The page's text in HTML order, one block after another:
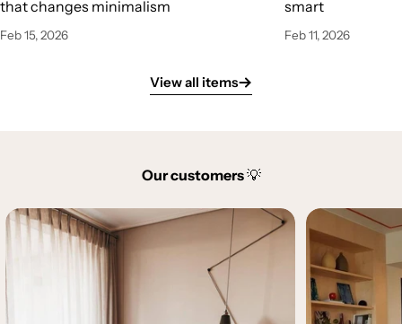
that changes minimalism
Feb 15, 2026
smart
Feb 11, 2026
View all items
Our customers💡